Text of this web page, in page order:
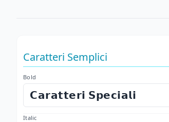
Caratteri Semplici
Bold
𝗖𝗮𝗿𝗮𝘁𝘁𝗲𝗿𝗶 𝗦𝗽𝗲𝗰𝗶𝗮𝗹𝗶
Italic